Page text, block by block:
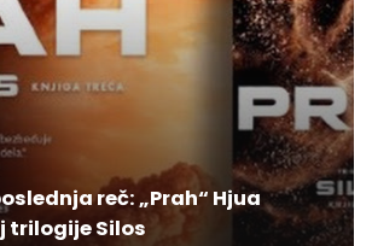
reč: „Prah“ Hjua
trilogije Silos